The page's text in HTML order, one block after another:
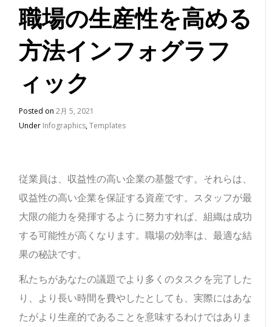
職場の生産性を高める
方法インフォグラフ
ィック
Posted on2月 5, 2021
Under Infographics,Templates
従業員は、収益性の高い企業の基盤です。 それらは、
収益性の高い企業を保証する資産です。スタッフが最
大限の能力を発揮するように努力すれば、組織は成功
する可能性が高くなります。職場の効率は、最適な結
果の秘訣です。
私たちがあなたの議題でより多くのタスクを完了した
り、より長い時間を費やしたとしても、実際にはあな
たがより生産的であることを意味するわけではありま